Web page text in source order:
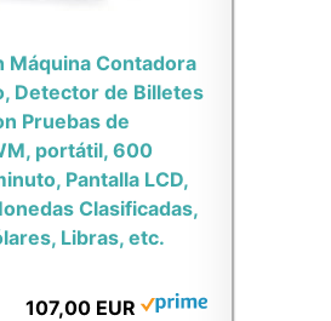
Máquina Contadora
Detector de Billetes
Pruebas de
portátil, 600
Pantalla LCD,
Clasificadas,
Libras, etc.
107,00 EUR